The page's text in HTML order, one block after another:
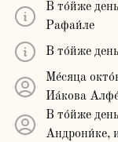
В то́йже
Рафаи́ле
В то́йже
Ме́сяца
Иа́кова
В то́йже
Андрони́ке,